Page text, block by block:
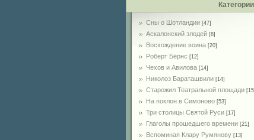
Сны о Шотландии [47]
Аскалонский злодей [8]
Восхождение воина [20]
Роберт Бёрнс [12]
Чехов и Авилова [14]
Николоз Бараташвили [14]
Cтарожил Театральной площади [15]
На поклон в Симоново [53]
Три столицы Святой Руси [17]
Глаголы прошедшего времени [21]
Вспоминая Клару Румянову [13]